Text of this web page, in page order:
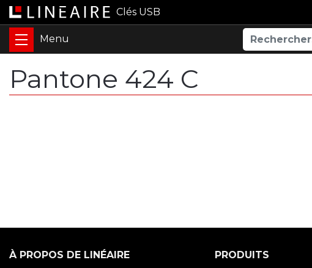
Clés USB
Pantone 424 C
À PROPOS DE LINÉAIRE
PRODUITS